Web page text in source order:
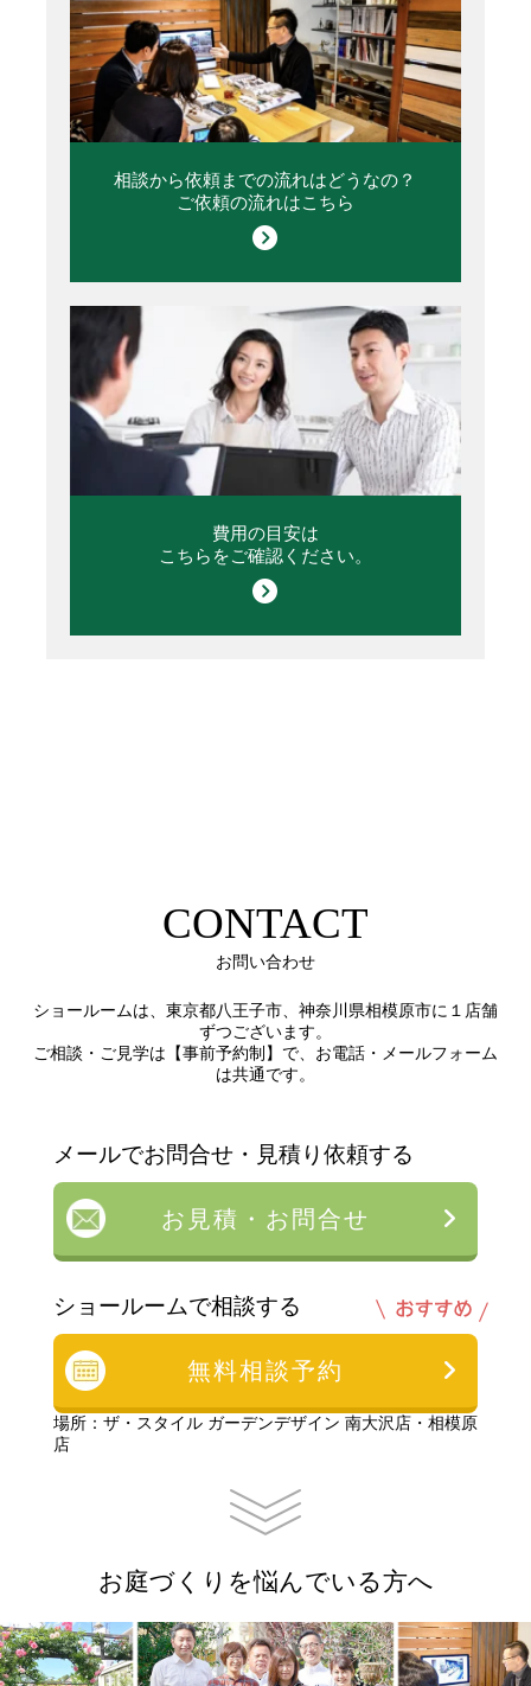
相談から依頼までの流れはどうなの？
ご依頼の流れはこちら
費用の目安は
こちらをご確認ください。
CONTACT
お問い合わせ
ショールームは、東京都八王子市、神奈川県相模原市に１店舗
ずつございます。
ご相談・ご見学は【事前予約制】で、お電話・メールフォーム
は共通です。
メールでお問合せ・見積り依頼する
お見積・お問合せ
ショールームで相談する
無料相談予約
場所：ザ・スタイル ガーデンデザイン 南大沢店・相模原
店
お庭づくりを悩んでいる方へ